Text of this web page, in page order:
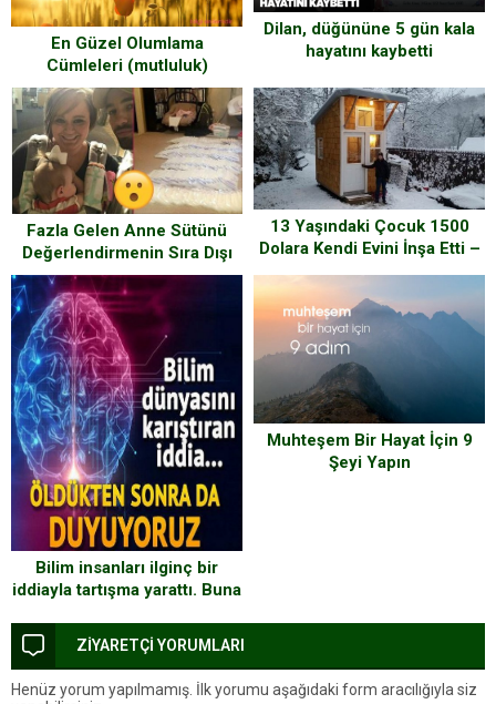
En Güzel Olumlama
Cümleleri (mutluluk)
Dilan, düğününe 5 gün kala
hayatını kaybetti
Fazla Gelen Anne Sütünü
Değerlendirmenin Sıra Dışı
Yollarını Bulan Kadın
13 Yaşındaki Çocuk 1500
Dolara Kendi Evini İnşa Etti –
Herkes Yetenekli Miniği
Bilim insanları ilginç bir
iddiayla tartışma yarattı. Buna
fonksiyonları sona erse de,
yani ölüm gerçekleşse bile…
Muhteşem Bir Hayat İçin 9
Şeyi Yapın
ZİYARETÇİ YORUMLARI
Henüz yorum yapılmamış. İlk yorumu aşağıdaki form aracılığıyla siz